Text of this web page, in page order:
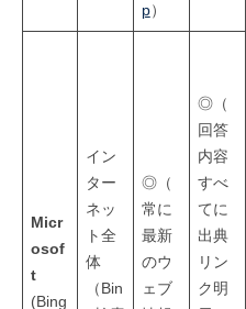
p）
Micr
osof
t
(Bing
イン
ター
ネッ
ト全
体
（Bin
◎（
常に
最新
のウ
ェブ
◎（
回答
内容
すべ
てに
出典
リン
ク明